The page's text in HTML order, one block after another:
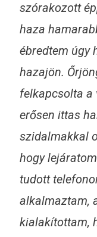
szórakozott
haza
ébredtem úgy
hazajön.
felkapcsolta a
erősen ittas
szidalmakkal
hogy
tudott
alkalmaztam,
kialakítottam,